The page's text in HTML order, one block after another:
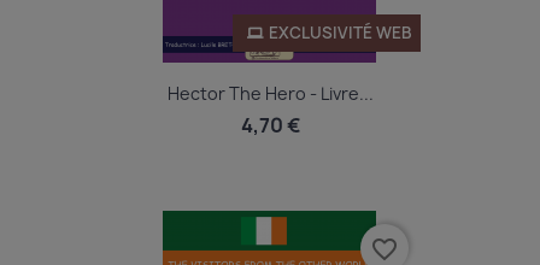
Hector The Hero - Livre...
4,70 €
EXCLUSIVITÉ WEB
favorite_border